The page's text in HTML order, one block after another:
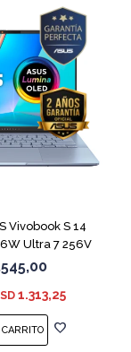
Vivobook S 14
Ultra 7 256V
1.313,25